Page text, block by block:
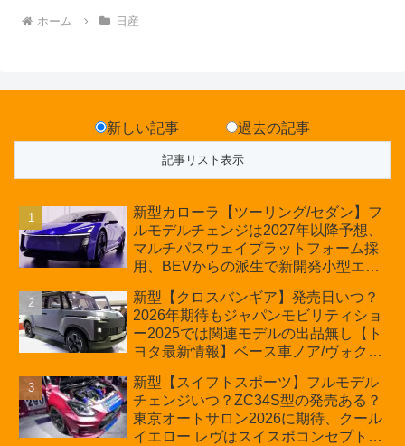
ホーム 日産
新しい記事 過去の記事
新型カローラ【ツーリング/セダン】フ
ルモデルチェンジは2027年以降予想、
マルチパスウェイプラットフォーム採
用、BEVからの派生で新開発小型エン
の採用は無しか【トヨタ最新情報】60
周年記念車発売
新型【クロスバンギア】発売日いつ？
2026年期待もジャパンモビリティショ
ー2025では関連モデルの出品無し【ト
ヨタ最新情報】ベース車ノア/ヴォクシ
ほか「コア」と「ツール」、デリカ
D:5対抗のクロスオーバーSUVミニバ
ン
新型【スイフトスポーツ】フルモデル
チェンジいつ？ZC34S型の発売ある？
東京オートサロン2026に期待、クール
イエロー レヴはスイスポコンセプト